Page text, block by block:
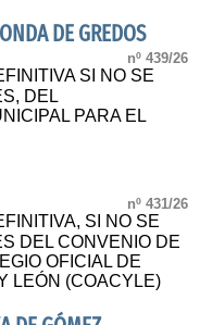
DE GREDOS
nº 439/26
SI NO SE
DEL
PARA EL
nº 431/26
SI NO SE
DEL CONVENIO DE
OFICIAL DE
LEÓN (COACYLE)